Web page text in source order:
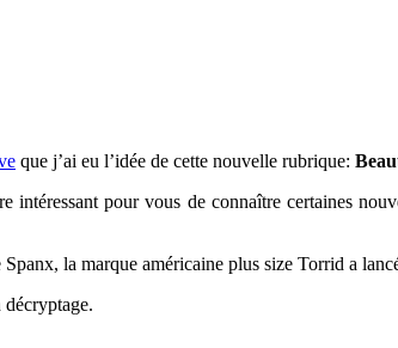
que j’ai eu l’idée de cette nouvelle rubrique:
intéressant pour vous de connaître certaines
la marque américaine plus size Torrid a
décryptage.